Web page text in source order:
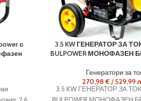
с
3.5 KW ГЕНЕРАТОР ЗА ТОК
BULPOWER МОНОФАЗЕН
Генератори за
270,98 €/529,99
3.5 KW ГЕНЕРАТОР ЗА ТОК